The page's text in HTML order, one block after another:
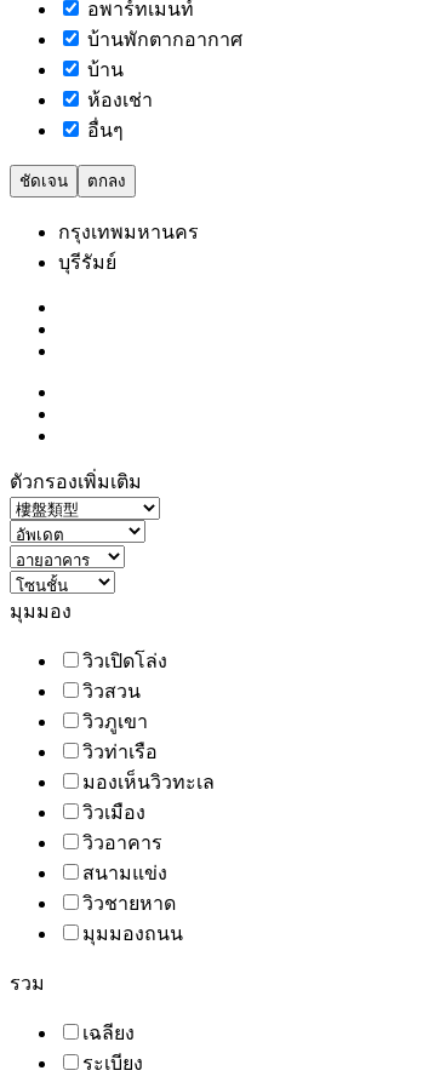
อพาร์ทเมนท์
บ้านพักตากอากาศ
บ้าน
ห้องเช่า
อื่นๆ
ชัดเจน ตกลง
กรุงเทพมหานคร
บุรีรัมย์
ตัวกรองเพิ่มเติม
มุมมอง
วิวเปิดโล่ง
วิวสวน
วิวภูเขา
วิวท่าเรือ
มองเห็นวิวทะเล
วิวเมือง
วิวอาคาร
สนามแข่ง
วิวชายหาด
มุมมองถนน
รวม
เฉลียง
ระเบียง